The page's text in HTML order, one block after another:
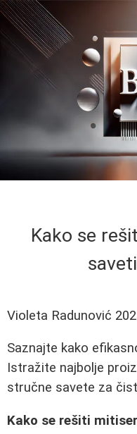
Kako se
Violeta Radunović
Saznajte kako
Istražite najbolje
stručne savete za
Kako se rešiti